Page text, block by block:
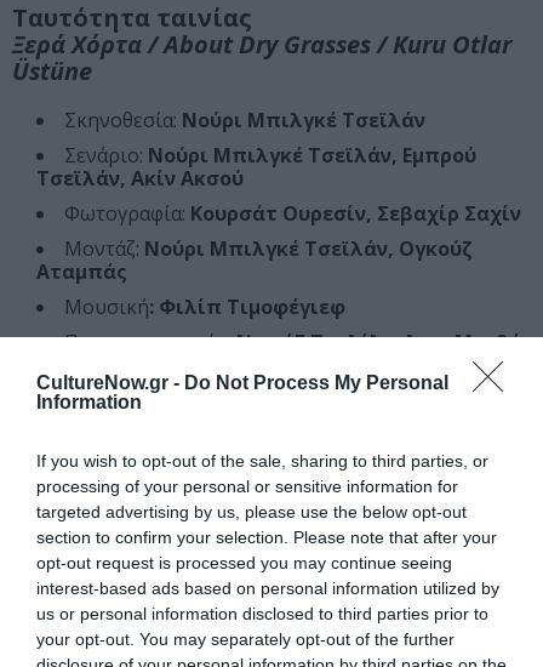
CultureNow.gr - Do Not Process My Personal
Information
If you wish to opt-out of the sale, sharing to third parties, or
processing of your personal or sensitive information for
targeted advertising by us, please use the below opt-out
section to confirm your selection. Please note that after your
opt-out request is processed you may continue seeing
interest-based ads based on personal information utilized by
us or personal information disclosed to third parties prior to
your opt-out. You may separately opt-out of the further
Ταυτότητα ταινίας
Ξερά Χόρτα / About Dry Grasses / Kuru Otlar
Üstüne
Σκηνοθεσία: Νούρι Μπιλγκέ Τσεϊλάν
Σενάριο: Νούρι Μπιλγκέ Τσεϊλάν, Εμπρού
Τσεϊλάν, Ακίν Ακσού
Φωτογραφία: Κουρσάτ Ουρεσίν, Σεβαχίρ Σαχίν
Μοντάζ: Νούρι Μπιλγκέ Τσεϊλάν, Ογκούζ
Αταμπάς
Μουσική: Φιλίπ Τιμοφέγιεφ
Πρωταγωνιστούν:Ντενίζ Τσελίλογλου, Μερβέ
Διάρκεια:
Έτος παραγωγής:2023
Διακρίσεις
Βραβείο ερμηνείας στο Φεστιβάλ Καννών 2023
Επίσημη πρόταση της Τουρκίας για Όσκαρ Καλύτερης
Διεθνούς Ταινίας
29ο Διεθνές Φεστιβάλ Κινηματογράφου της Αθήνας